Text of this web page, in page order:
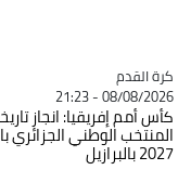
Catégorie
كرة القدم
08/08/2026 - 21:23
كأس أمم إفريقيا: انجاز
المنتخب الوطني الجزائري
2027 بالبرازيل